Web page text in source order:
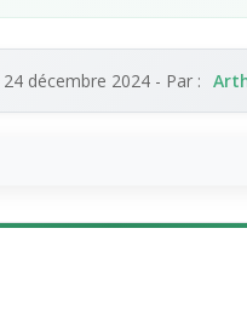
24 décembre 2024 - Par :